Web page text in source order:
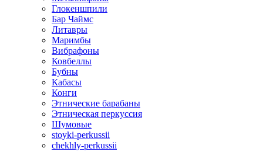
Глокеншпили
Бар Чаймс
Литавры
Маримбы
Вибрафоны
Ковбеллы
Бубны
Кабасы
Конги
Этнические барабаны
Этническая перкуссия
Шумовые
stoyki-perkussii
chekhly-perkussii